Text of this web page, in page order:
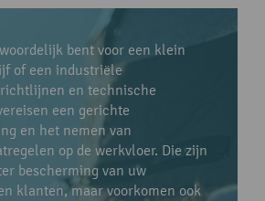
bent voor een klein
of een industriële
en technische
een gerichte
en het nemen van
op de werkvloer. Die zijn
bescherming van uw
klanten, maar voorkomen ook